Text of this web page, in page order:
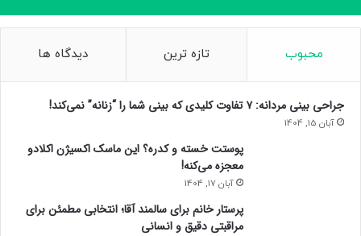
محبوب تازه ترین دیدگاه ها
جراحی بینی مردانه: ۷ تفاوت کلیدی که بینی شما را “زنانه” نمی‌کند!
آبان 15, 1404
پوستت خسته و کدره؟ این ماسک اکسیژن اکلادو
معجزه می‌کنه!
آبان 17, 1404
پرستار خانم برای سالمند آقا؛ انتخابی مطمئن برای
مراقبتی دقیق و انسانی